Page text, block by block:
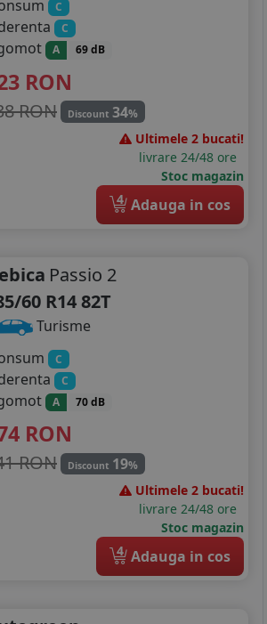
C
C
A 69 dB
RON
RON Discount 34%
Ultimele 2 bucati!
livrare 24/48 ore
Stoc magazin
4 Adauga in cos
Passio 2
60 R14 82T
Turisme
C
C
A 70 dB
RON
RON Discount 19%
Ultimele 2 bucati!
livrare 24/48 ore
Stoc magazin
4 Adauga in cos